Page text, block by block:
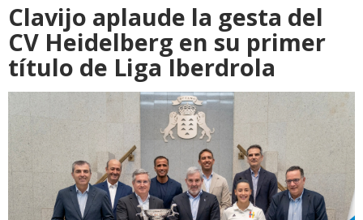
Clavijo aplaude la gesta del
CV Heidelberg en su primer
título de Liga Iberdrola